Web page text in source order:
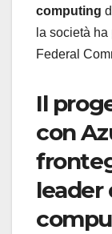
computing
la società
Federal
Il
con
leader